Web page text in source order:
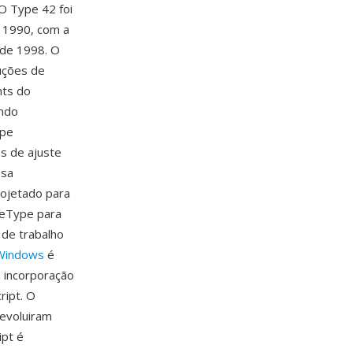
Type 42 foi
com a
1998. O
de
do
de ajuste
para
para
trabalho
é
O
é